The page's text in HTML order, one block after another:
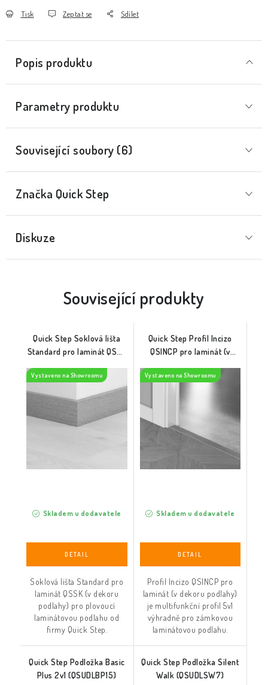
Tisk Zeptat se Sdílet
Popis produktu
Parametry produktu
Související soubory (6)
Značka Quick Step
Diskuze
Související produkty
Quick Step Soklová lišta
Standard pro laminát QSSK
Vystaveno na Showroomu
Skladem u dodavatele
Soklová lišta Standard pro
laminát QSSK (v dekoru
podlahy) pro plovoucí
laminátovou podlahu od
firmy Quick Step.
Quick Step Profil Incizo
QSINCP pro laminát (v
Vystaveno na Showroomu
Skladem u dodavatele
Profil Incizo QSINCP pro
laminát (v dekoru podlahy)
je multifunkční profil 5v1
výhradně pro zámkovou
laminátovou podlahu.
Quick Step Podložka Basic
Plus 2v1 (QSUDLBP15)
Quick Step Podložka Silent
Walk (QSUDLSW7)